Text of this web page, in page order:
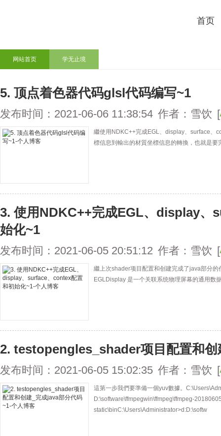
首页
网站首页 学无止境
5. 顶点着色器代码glsl代码编写~1
发布时间：2021-06-06 11:38:54 作者：雪饮 [
繼使用NDKC++完成EGL、display、surface、
標信息到輸出的材質坐標信息的轉換，也就是
3. 使用NDKC++完成EGL、display、
始化~1
发布时间：2021-06-05 20:51:12 作者：雪饮 [
繼上次shader项目配置和创建完成了java部分
EGLDisplay 是一个关联系统物理屏幕的通用数
2. testopengles_shader项目配置和创
发布时间：2021-06-05 15:02:35 作者：雪饮 [
這第一步我們要準備一個yuv數據。
D:\software\ffmpegwin\ffmpeg\ffmpeg-
static\binC:\Users\Administrator>d:D:\softw